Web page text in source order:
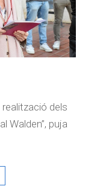
realització dels
Walden”, puja